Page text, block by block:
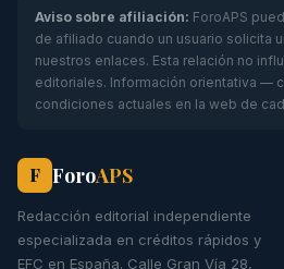
Aviso sobre afiliación: ForoAPS
de afiliado cuando un usuario solicita
nuestros enlaces. Esta relación no
editoriales. Información orientativa —
condiciones actuales en la web de
F ForoAPS
Redacción editorial independiente
especializada en créditos rápidos y
EFC en España. Calle Gran Vía 28,